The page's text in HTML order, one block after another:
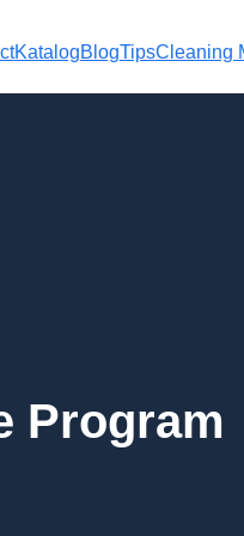
KatalogBlogTipsCleaning
Program